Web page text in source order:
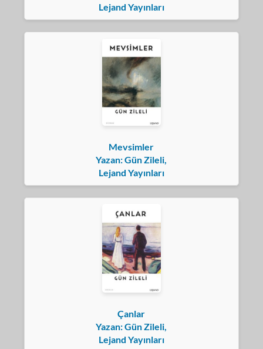
Lejand Yayınları
Mevsimler
Yazan: Gün Zileli,
Lejand Yayınları
Çanlar
Yazan: Gün Zileli,
Lejand Yayınları